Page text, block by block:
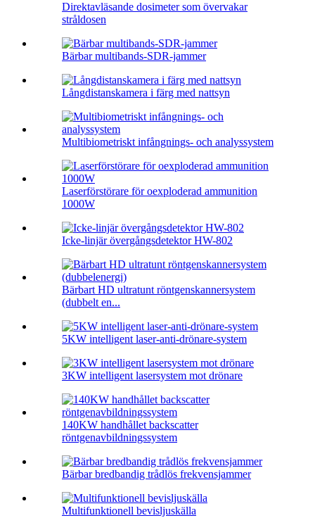
Direktavläsande dosimeter som övervakar
stråldosen
Bärbar multibands-SDR-jammer
Långdistanskamera i färg med nattsyn
Multibiometriskt infångnings- och analyssystem
Laserförstörare för oexploderad ammunition
1000W
Icke-linjär övergångsdetektor HW-802
Bärbart HD ultratunt röntgenskannersystem
(dubbelt en...
5KW intelligent laser-anti-drönare-system
3KW intelligent lasersystem mot drönare
140KW handhållet backscatter
röntgenavbildningssystem
Bärbar bredbandig trådlös frekvensjammer
Multifunktionell bevisljuskälla